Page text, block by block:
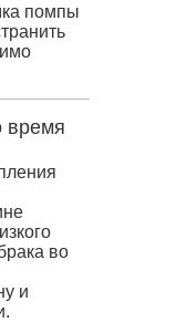
помпы
время
во
и